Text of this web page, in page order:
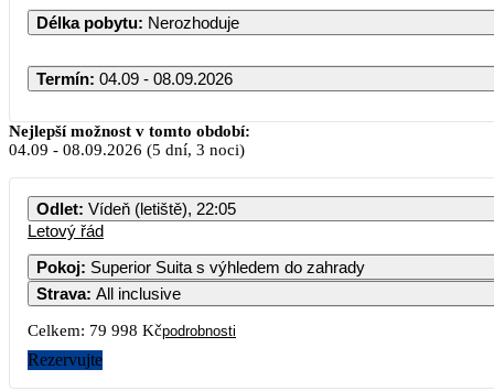
Délka pobytu: Nerozhoduje
Termín: 04.09 - 08.09.2026
Nejlepší možnost v tomto období:
04.09 - 08.09.2026 (5 dní, 3 noci)
Odlet: Vídeň (letiště), 22:05
Letový řád
Pokoj: Superior Suita s výhledem do zahrady
Strava: All inclusive
Celkem: 79 998 Kčpodrobnosti
Rezervujte